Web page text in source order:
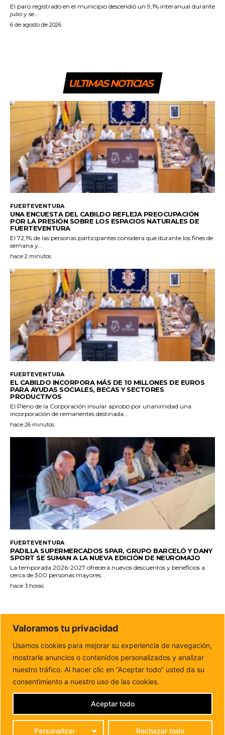
El paro registrado en el municipio descendió un 9,1% interanual durante
julio y se...
6 de agosto de 2026
ULTIMAS NOTICIAS
FUERTEVENTURA
UNA ENCUESTA DEL CABILDO REFLEJA PREOCUPACIÓN
POR LA PRESIÓN SOBRE LOS ESPACIOS NATURALES DE
FUERTEVENTURA
El 72,1% de las personas participantes considera que durante los fines de
semana y...
hace 2 minutos
FUERTEVENTURA
EL CABILDO INCORPORA MÁS DE 10 MILLONES DE EUROS
PARA AYUDAS SOCIALES, BECAS Y SECTORES
PRODUCTIVOS
El Pleno de la Corporación insular aprobó por unanimidad una
incorporación de remanentes destinada...
hace 26 minutos
FUERTEVENTURA
PADILLA SUPERMERCADOS SPAR, GRUPO BARCELÓ Y DANY
SPORT SE SUMAN A LA NUEVA EDICIÓN DE NEUROMAJO
La temporada 2026-2027 ofrecerá nuevos descuentos y beneficios a
cerca de 300 personas mayores...
hace 3 horas